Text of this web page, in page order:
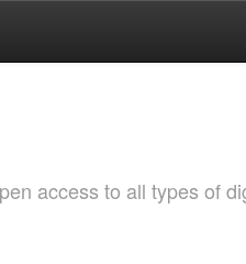
access to all types of